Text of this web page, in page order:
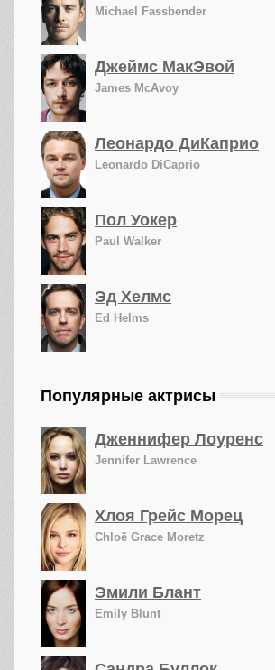
Michael Fassbender
Джеймс МакЭвой
James McAvoy
Леонардо ДиКаприо
Leonardo DiCaprio
Пол Уокер
Paul Walker
Эд Хелмс
Ed Helms
Популярные актрисы
Дженнифер Лоуренс
Jennifer Lawrence
Хлоя Грейс Морец
Chloë Grace Moretz
Эмили Блант
Emily Blunt